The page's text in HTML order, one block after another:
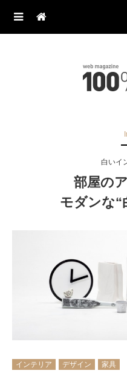
白いイ
部屋の
モダンな“
インテリア デザイン 家具